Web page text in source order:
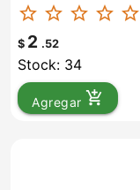
star_border star_border star_border star_border star_border
$ 2 .52
Stock: 34
Agregar add_shopping_cart